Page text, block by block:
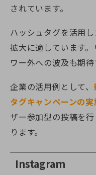
されています。
ハッシュタグを活用
拡大に適しています
ワー外への波及も期待
企業の活用例として、
タグキャンペーンの実
ザー参加型の投稿を行
ります。
Instagram